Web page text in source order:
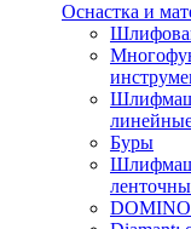
Оснастка и
Буры